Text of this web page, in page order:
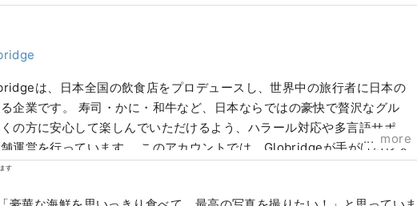
は、日本全国の飲食店をプロデュースし、世界中の旅行者に日本の
企業です。 寿司・かに・和牛など、日本ならではの豪快で贅沢なグル
の方に安心して楽しんでいただけるよう、ハラール対応や多言語サポー
舗運営を行っています。 このアカウントでは、Globridgeが手がけるレス
訪日旅行者におすすめのグルメ体験をご紹介。日本旅行をより豊かにす
more
す